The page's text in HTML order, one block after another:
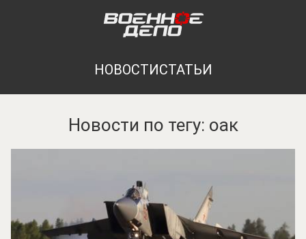
НОВОСТИСТАТЬИ
Новости по тегу: оак